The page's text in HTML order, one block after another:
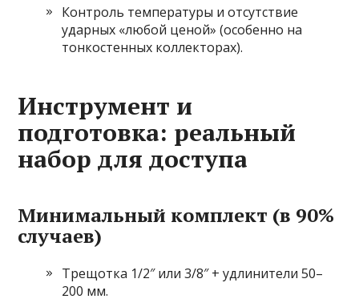
Контроль температуры и отсутствие
ударных «любой ценой» (особенно на
тонкостенных коллекторах).
Инструмент и
подготовка: реальный
набор для доступа
Минимальный комплект (в 90%
случаев)
Трещотка 1/2″ или 3/8″ + удлинители 50–
200 мм.